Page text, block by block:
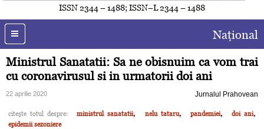
ISSN 2344 – 1488; ISSN–L 2344 – 1488
Naţional
Ministrul Sanatatii: Sa ne obisnuim ca vom trai
cu coronavirusul si in urmatorii doi ani
22 aprilie 2020 Jurnalul Prahovean
citeşte totul despre: ministrul sanatatii, nelu tataru, pandemiei, doi ani,
epidemii sezoniere